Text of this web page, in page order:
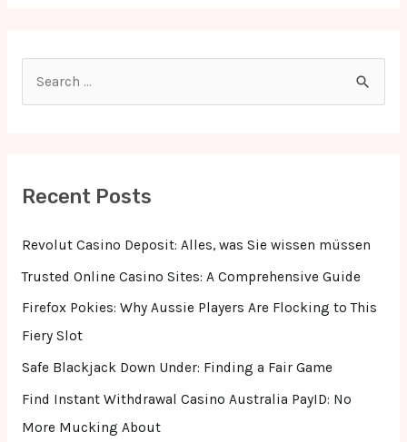
f
Recent Posts
Revolut Casino Deposit: Alles, was Sie wissen müssen
Trusted Online Casino Sites: A Comprehensive Guide
Firefox Pokies: Why Aussie Players Are Flocking to This
Fiery Slot
Safe Blackjack Down Under: Finding a Fair Game
Find Instant Withdrawal Casino Australia PayID: No
More Mucking About